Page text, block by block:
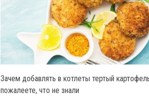
Зачем добавлять в котлеты тертый
пожалеете, что не знали